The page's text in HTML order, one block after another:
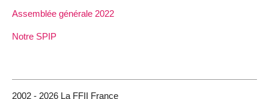
Assemblée générale 2022
Notre SPIP
2002 - 2026 La FFII France